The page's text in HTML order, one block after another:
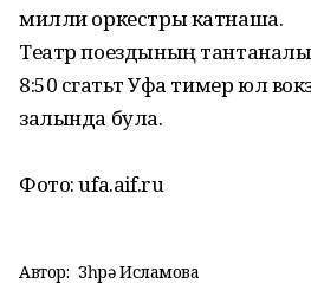
милли оркестры катнаша.
Театр поездының
8:50 сәгатьтә Уфа тимер юл
залында була.
Фото: ufa.aif.ru
Автор: Зөһрә Исламова